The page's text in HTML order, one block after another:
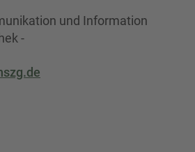
und Information
-